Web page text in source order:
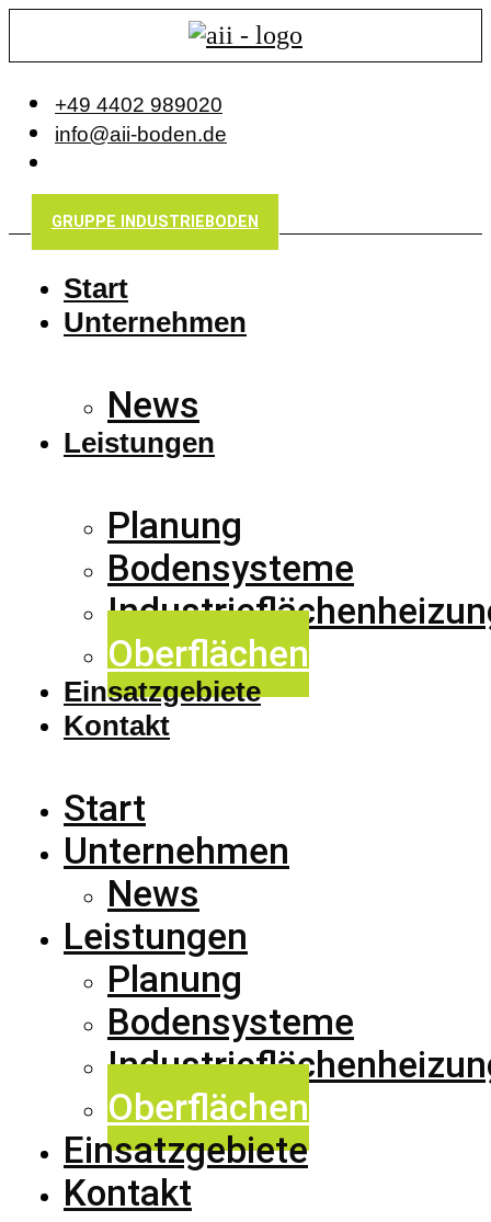
+49 4402 989020
info@aii-boden.de
GRUPPE INDUSTRIEBODEN
Start
Unternehmen
News
Leistungen
Planung
Bodensysteme
Oberflächen
Einsatzgebiete
Kontakt
Start
Unternehmen
News
Leistungen
Planung
Bodensysteme
Oberflächen
Einsatzgebiete
Kontakt